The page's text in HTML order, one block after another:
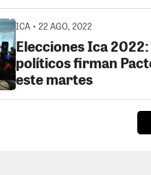
ICA • 22 AGO, 2022
Elecciones Ica
políticos firman
este martes